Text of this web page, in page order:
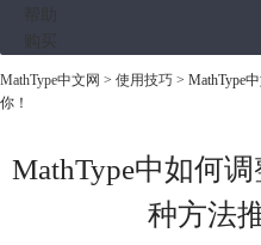
MathType中文网 > 使用技巧 > MathType
你！
MathType中如何
种方法